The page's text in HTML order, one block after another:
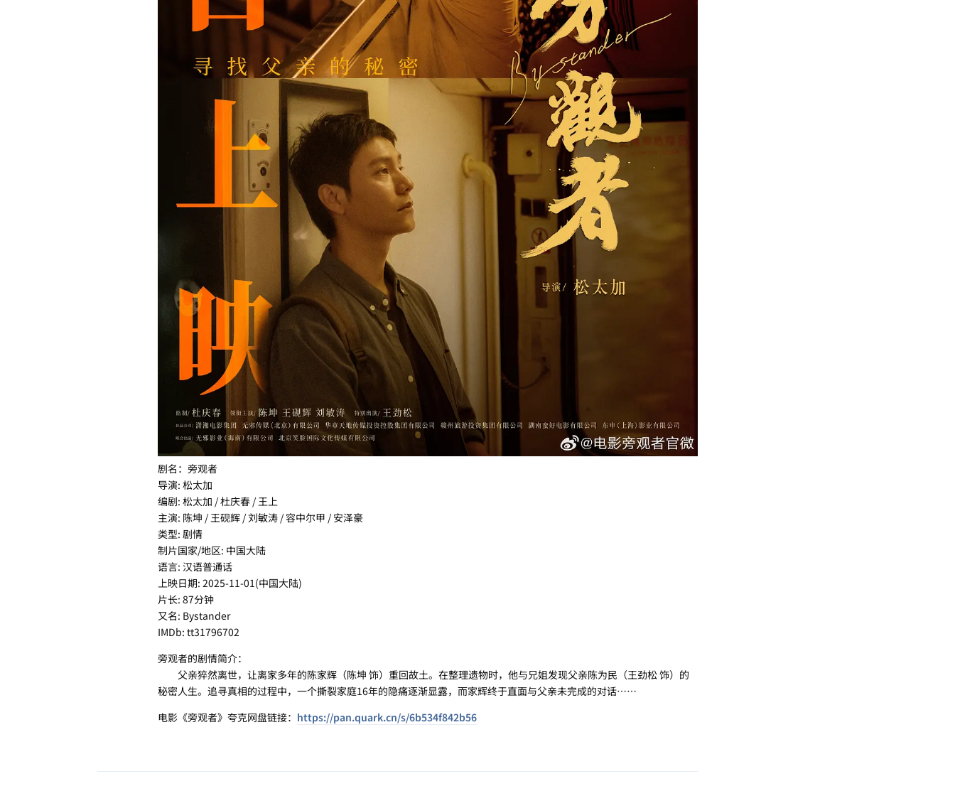
剧名：旁观者
导演: 松太加
编剧: 松太加 / 杜庆春 / 王上
主演: 陈坤 / 王砚辉 / 刘敏涛 / 容中尔甲 / 安泽豪
类型: 剧情
制片国家/地区: 中国大陆
语言: 汉语普通话
上映日期: 2025-11-01(中国大陆)
片长: 87分钟
又名: Bystander
IMDb: tt31796702
旁观者的剧情简介：
父亲猝然离世，让离家多年的陈家辉（陈坤 饰）重回故土。在整理遗物时，他与兄姐发现父亲陈为民（王劲松 饰）的
秘密人生。追寻真相的过程中，一个撕裂家庭16年的隐痛逐渐显露，而家辉终于直面与父亲未完成的对话……
电影《旁观者》夸克网盘链接： https://pan.quark.cn/s/6b534f842b56